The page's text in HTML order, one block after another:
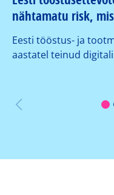
1
nähtamatu risk,
Eesti tööstus- ja
aastatel teinud